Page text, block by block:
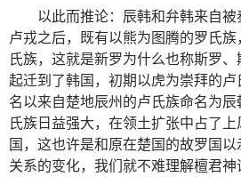
以此而推论：辰韩和弁韩来自
卢戎之后，既有以熊为图腾的罗氏
氏族，这就是新罗为什么也称斯罗
起迁到了韩国，初期以虎为崇拜的
名以来自楚地辰州的卢氏族命名为
氏族日益强大，在领土扩张中占了
国，这也许是和原在楚国的故罗国
关系的变化，我们就不难理解檀君